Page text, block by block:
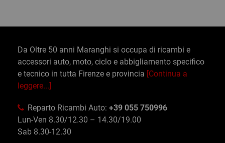
Da Oltre 50 anni Maranghi si occupa di ricambi e
accessori auto, moto, ciclo e abbigliamento specifico
e tecnico in tutta Firenze e provincia [Continua a
leggere...]
Reparto Ricambi Auto: +39 055 750996
Lun-Ven 8.30/12.30 – 14.30/19.00
Sab 8.30-12.30